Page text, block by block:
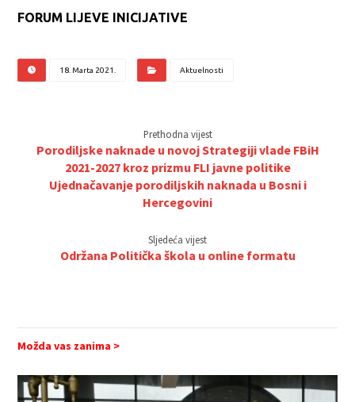
FORUM LIJEVE INICIJATIVE
18. Marta 2021. Aktuelnosti
Prethodna vijest
Porodiljske naknade u novoj Strategiji vlade FBiH
2021-2027 kroz prizmu FLI javne politike
Ujednačavanje porodiljskih naknada u Bosni i
Hercegovini
Sljedeća vijest
Održana Politička škola u online formatu
Možda vas zanima >